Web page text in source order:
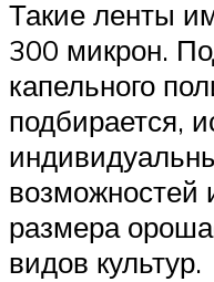
Такие ленты
300 микрон.
капельного
подбирается,
возможностей
размера
видов культур.